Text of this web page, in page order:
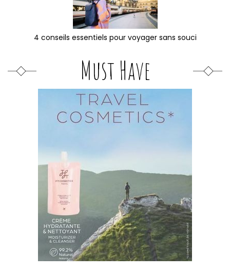
4 conseils essentiels pour voyager sans souci
Must Have